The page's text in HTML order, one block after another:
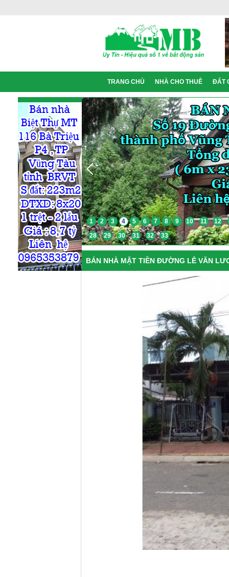
TRANG CHỦ NHÀ CHO THUÊ ĐẤT
1 2 3 4 5 6 7 8 9 10 11 12
28
29 30 31 32 33
BÁN NHÀ MẶT TIỀN ĐƯỜNG LÊ VĂN